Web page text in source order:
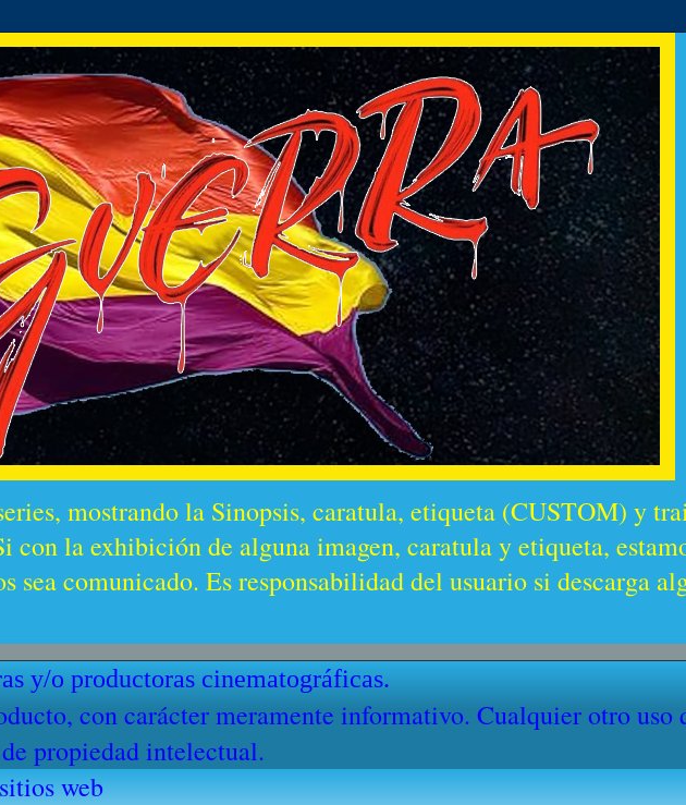
mostrando la Sinopsis, caratula, etiqueta (CUSTOM) y
con la exhibición de alguna imagen, caratula y etiqueta,
comunicado. Es responsabilidad del usuario si descarga
y/o productoras cinematográficas.
con carácter meramente informativo. Cualquier otro uso
propiedad intelectual.
web